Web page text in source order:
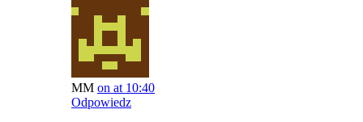
MM on at 10:40
Odpowiedz